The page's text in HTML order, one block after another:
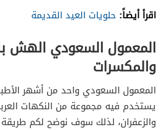
اقرأ أيضاً: حلويات العيد القديمة
المعمول السعودي الهش
والمكسرات
المعمول السعودي واحد من أشهر
يستخدم فيه مجموعة من النكهات
والزعفران، لذلك سوف نوضح لكم